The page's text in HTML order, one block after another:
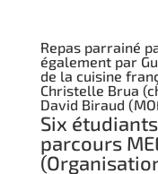
Repas parrainé
également par
de la cuisine
Christelle Brua
David Biraud
Six
parcours